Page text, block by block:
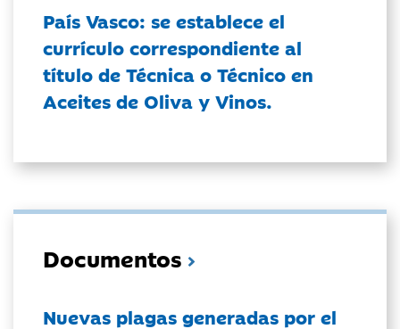
País Vasco: se establece el
currículo correspondiente al
título de Técnica o Técnico en
Aceites de Oliva y Vinos.
Documentos
Nuevas plagas generadas por el